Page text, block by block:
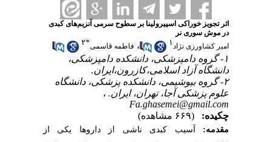
اثر تجویز خوراکی اسپیرولینا بر سطوح سرمی آنزیم‌های کبدی
در موش سوری نر
امیر کشاورزی نژاد۱ ، فاطمه قاسمی*۲
۱- گروه دامپزشکی، دانشکده دامپزشکی،
دانشگاه آزاد اسلامی،کازرون،ایران.
۲- گروه بیوشیمی، دانشکده پزشکی، دانشگاه
علوم پزشکی آجا، تهران، ایران. ،
Fa.ghasemei@gmail.com
چکیده:
(۶۶۹ مشاهده)
مقدمه:
آسیب کبدی ناشی از داروها یکی از